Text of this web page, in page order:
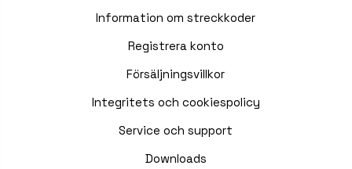
Information om streckkoder
Registrera konto
Försäljningsvillkor
Integritets och cookiespolicy
Service och support
Downloads